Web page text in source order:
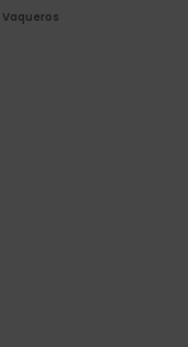
Vaqueros